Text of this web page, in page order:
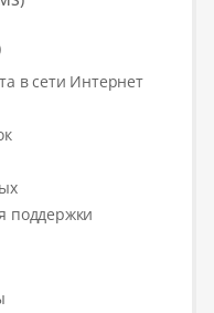
в сети Интернет
поддержки